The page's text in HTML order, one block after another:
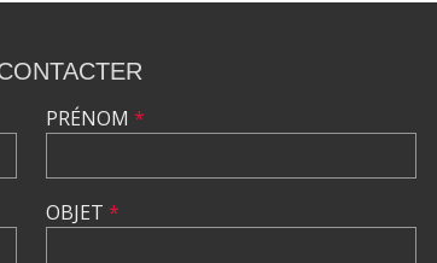
PRÉNOM *
OBJET *